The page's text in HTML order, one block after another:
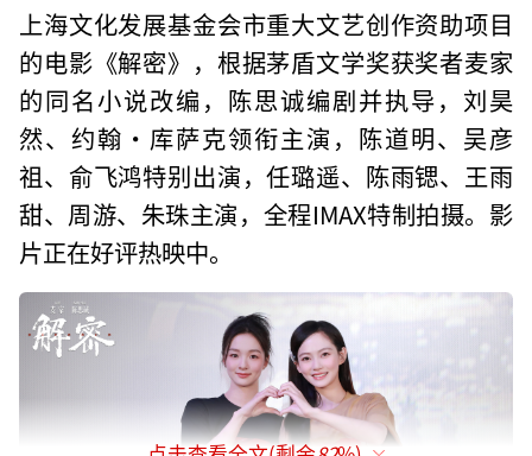
上海文化发展基金会市重大文艺创作资助项目
的电影《解密》，根据茅盾文学奖获奖者麦家
的同名小说改编，陈思诚编剧并执导，刘昊
然、约翰·库萨克领衔主演，陈道明、吴彦
祖、俞飞鸿特别出演，任璐遥、陈雨锶、王雨
甜、周游、朱珠主演，全程IMAX特制拍摄。影
片正在好评热映中。